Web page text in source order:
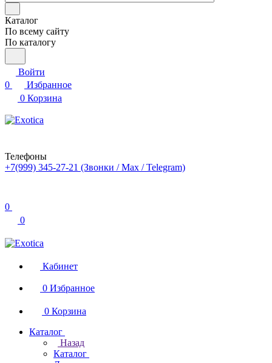
Каталог
По всему сайту
По каталогу
Войти
0
Избранное
0 Корзина
Телефоны
+7(999) 345-27-21 (Звонки / Max / Telegram)
0
0
Кабинет
0 Избранное
0 Корзина
Каталог
Назад
Каталог